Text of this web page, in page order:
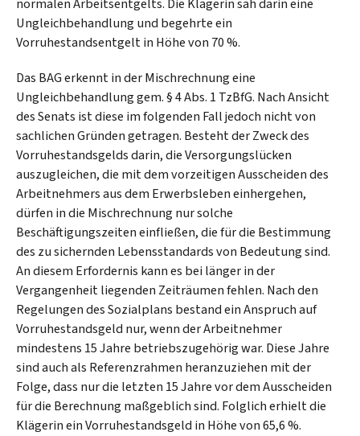
Ungleichbehandlung und begehrte ein
Vorruhestandsentgelt in Höhe von 70 %.
Das BAG erkennt in der Mischrechnung eine
Ungleichbehandlung gem. § 4 Abs. 1 TzBfG. Nach Ansicht
des Senats ist diese im folgenden Fall jedoch nicht von
sachlichen Gründen getragen. Besteht der Zweck des
Vorruhestandsgelds darin, die Versorgungslücken
auszugleichen, die mit dem vorzeitigen Ausscheiden des
Arbeitnehmers aus dem Erwerbsleben einhergehen,
dürfen in die Mischrechnung nur solche
Beschäftigungszeiten einfließen, die für die Bestimmung
des zu sichernden Lebensstandards von Bedeutung sind.
An diesem Erfordernis kann es bei länger in der
Vergangenheit liegenden Zeiträumen fehlen. Nach den
Regelungen des Sozialplans bestand ein Anspruch auf
Vorruhestandsgeld nur, wenn der Arbeitnehmer
mindestens 15 Jahre betriebszugehörig war. Diese Jahre
sind auch als Referenzrahmen heranzuziehen mit der
Folge, dass nur die letzten 15 Jahre vor dem Ausscheiden
für die Berechnung maßgeblich sind. Folglich erhielt die
Klägerin ein Vorruhestandsgeld in Höhe von 65,6 %.